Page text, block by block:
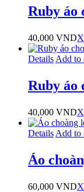
Ruby áo
40,000 VND
Details Add to
Ruby áo
40,000 VND
Details Add to
Áo
60,000 VND